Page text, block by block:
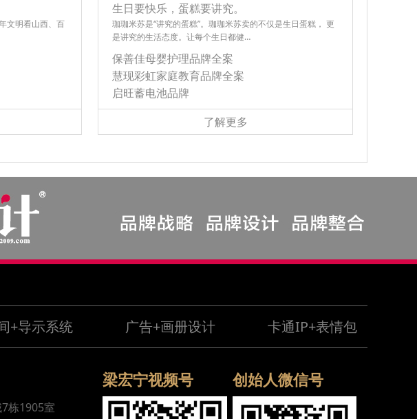
文明看山西、百
生日要快乐，蛋糕要讲究。
珈珈米苏是“讲究的蛋糕”。珈珈米苏卖的不仅是生日蛋糕， 更
是讲究的生活态度。让每个生日都健…
保善佳母婴护理品牌全案
慧现彩虹家庭教育品牌全案
启旺蓄电池品牌
了解更多
+导示系统 广告+画册设计 卡通IP+表情包
栋1905室
梁宏宁视频号 创始人微信号